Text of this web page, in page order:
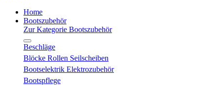
Home
Bootszubehör
Zur Kategorie Bootszubehör
Beschläge
Blöcke Rollen Seilscheiben
Bootselektrik Elektrozubehör
Bootspflege